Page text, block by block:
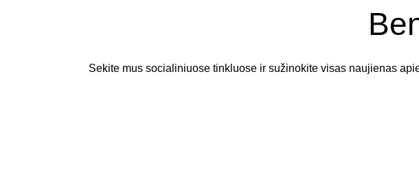
Sekite mus socialiniuose tinkluose ir sužinokite visas naujienas